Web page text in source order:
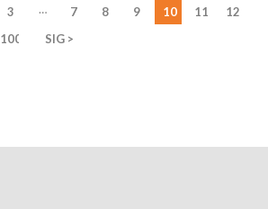
3 … 7 8 9 10 11
12
100 SIG >